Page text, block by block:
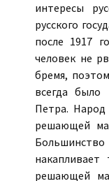
интересы
русского
после 1917
человек не
бремя,
всегда
Петра. Народ
решающей
решающей